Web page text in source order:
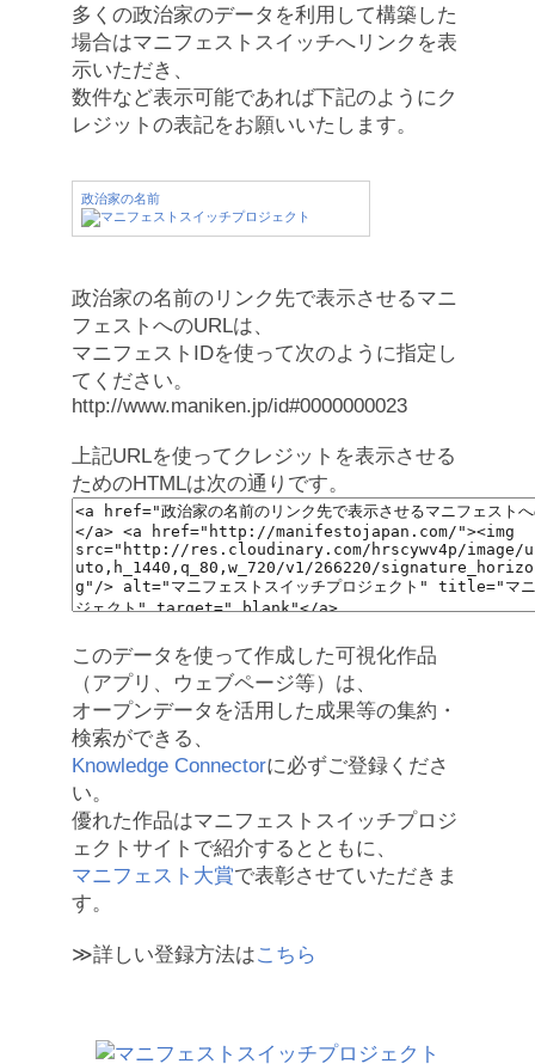
多くの政治家のデータを利用して構築した
場合はマニフェストスイッチへリンクを表
示いただき、
数件など表示可能であれば下記のようにク
レジットの表記をお願いいたします。
政治家の名前
政治家の名前のリンク先で表示させるマニ
フェストへのURLは、
マニフェストIDを使って次のように指定し
てください。
http://www.maniken.jp/id#0000000023
上記URLを使ってクレジットを表示させる
ためのHTMLは次の通りです。
このデータを使って作成した可視化作品
（アプリ、ウェブページ等）は、
オープンデータを活用した成果等の集約・
検索ができる、
Knowledge Connectorに必ずご登録くださ
い。
優れた作品はマニフェストスイッチプロジ
ェクトサイトで紹介するとともに、
マニフェスト大賞で表彰させていただきま
す。
≫詳しい登録方法はこちら